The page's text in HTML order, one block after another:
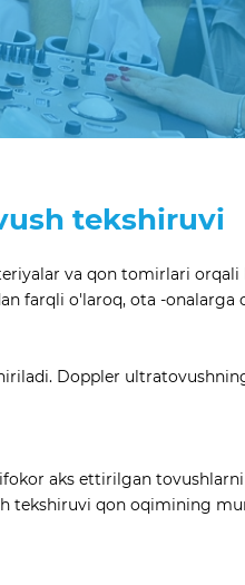
tekshiruvi
va qon tomirlari orqali
farqli o'laroq, ota -
Doppler
aks ettirilgan
qon oqimining